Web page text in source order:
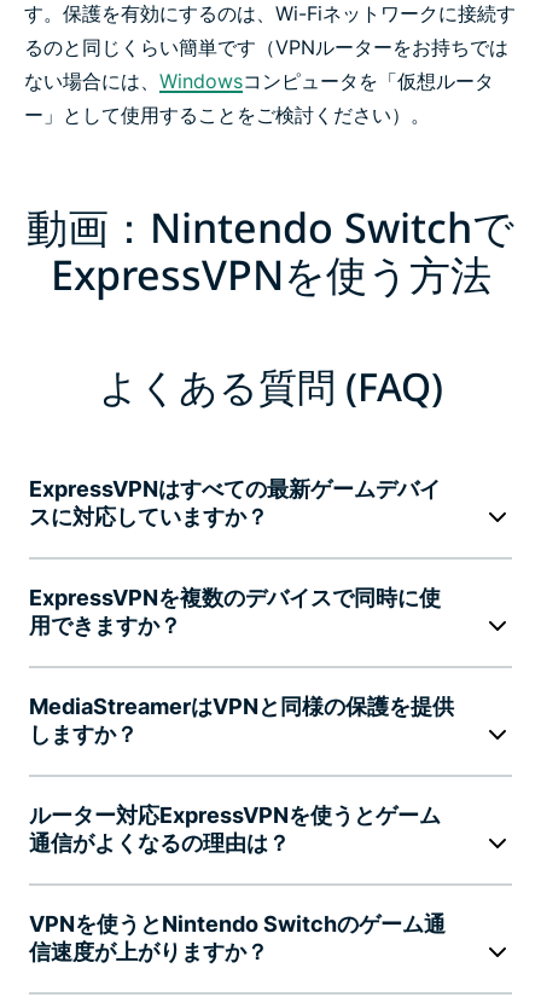
す。保護を有効にするのは、Wi-Fiネットワークに接続す
るのと同じくらい簡単です（VPNルーターをお持ちでは
ない場合には、 Windowsコンピュータを「仮想ルータ
ー」として使用することをご検討ください）。
動画：Nintendo Switchで
ExpressVPNを使う方法
よくある質問 (FAQ)
ExpressVPNはすべての最新ゲームデバイ
スに対応していますか？
ExpressVPNを複数のデバイスで同時に使
用できますか？
MediaStreamerはVPNと同様の保護を提供
しますか？
ルーター対応ExpressVPNを使うとゲーム
通信がよくなるの理由は？
VPNを使うとNintendo Switchのゲーム通
信速度が上がりますか？